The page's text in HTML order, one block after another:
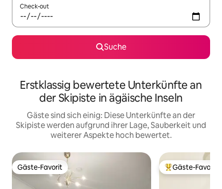
Check-out
Suche
Erstklassig bewertete Unterkünfte an
der Skipiste in ägäische Inseln
Gäste sind sich einig: Diese Unterkünfte an der
Skipiste werden aufgrund ihrer Lage, Sauberkeit und
weiterer Aspekte hoch bewertet.
Gäste-Favorit
Gäste-Favorit Beliebter Gäste-
Gäste-Favorit